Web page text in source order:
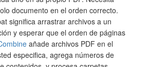
documento en el orden correcto.
significa arrastrar archivos a un
y esperar que el orden de páginas
añade archivos PDF en el
especifica, agrega números de